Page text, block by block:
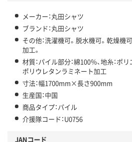
メーカー：丸田シャツ
ブランド：丸田シャツ
その他：洗濯機可。脱水機可。乾燥機
加工。
材質：パイル部分：綿100％、地糸：ポ
ポリウレタンラミネート加工
寸法：幅1700mm×長さ900mm
生産国：中国
商品タイプ：パイル
介援隊コード：U0756
JANコード